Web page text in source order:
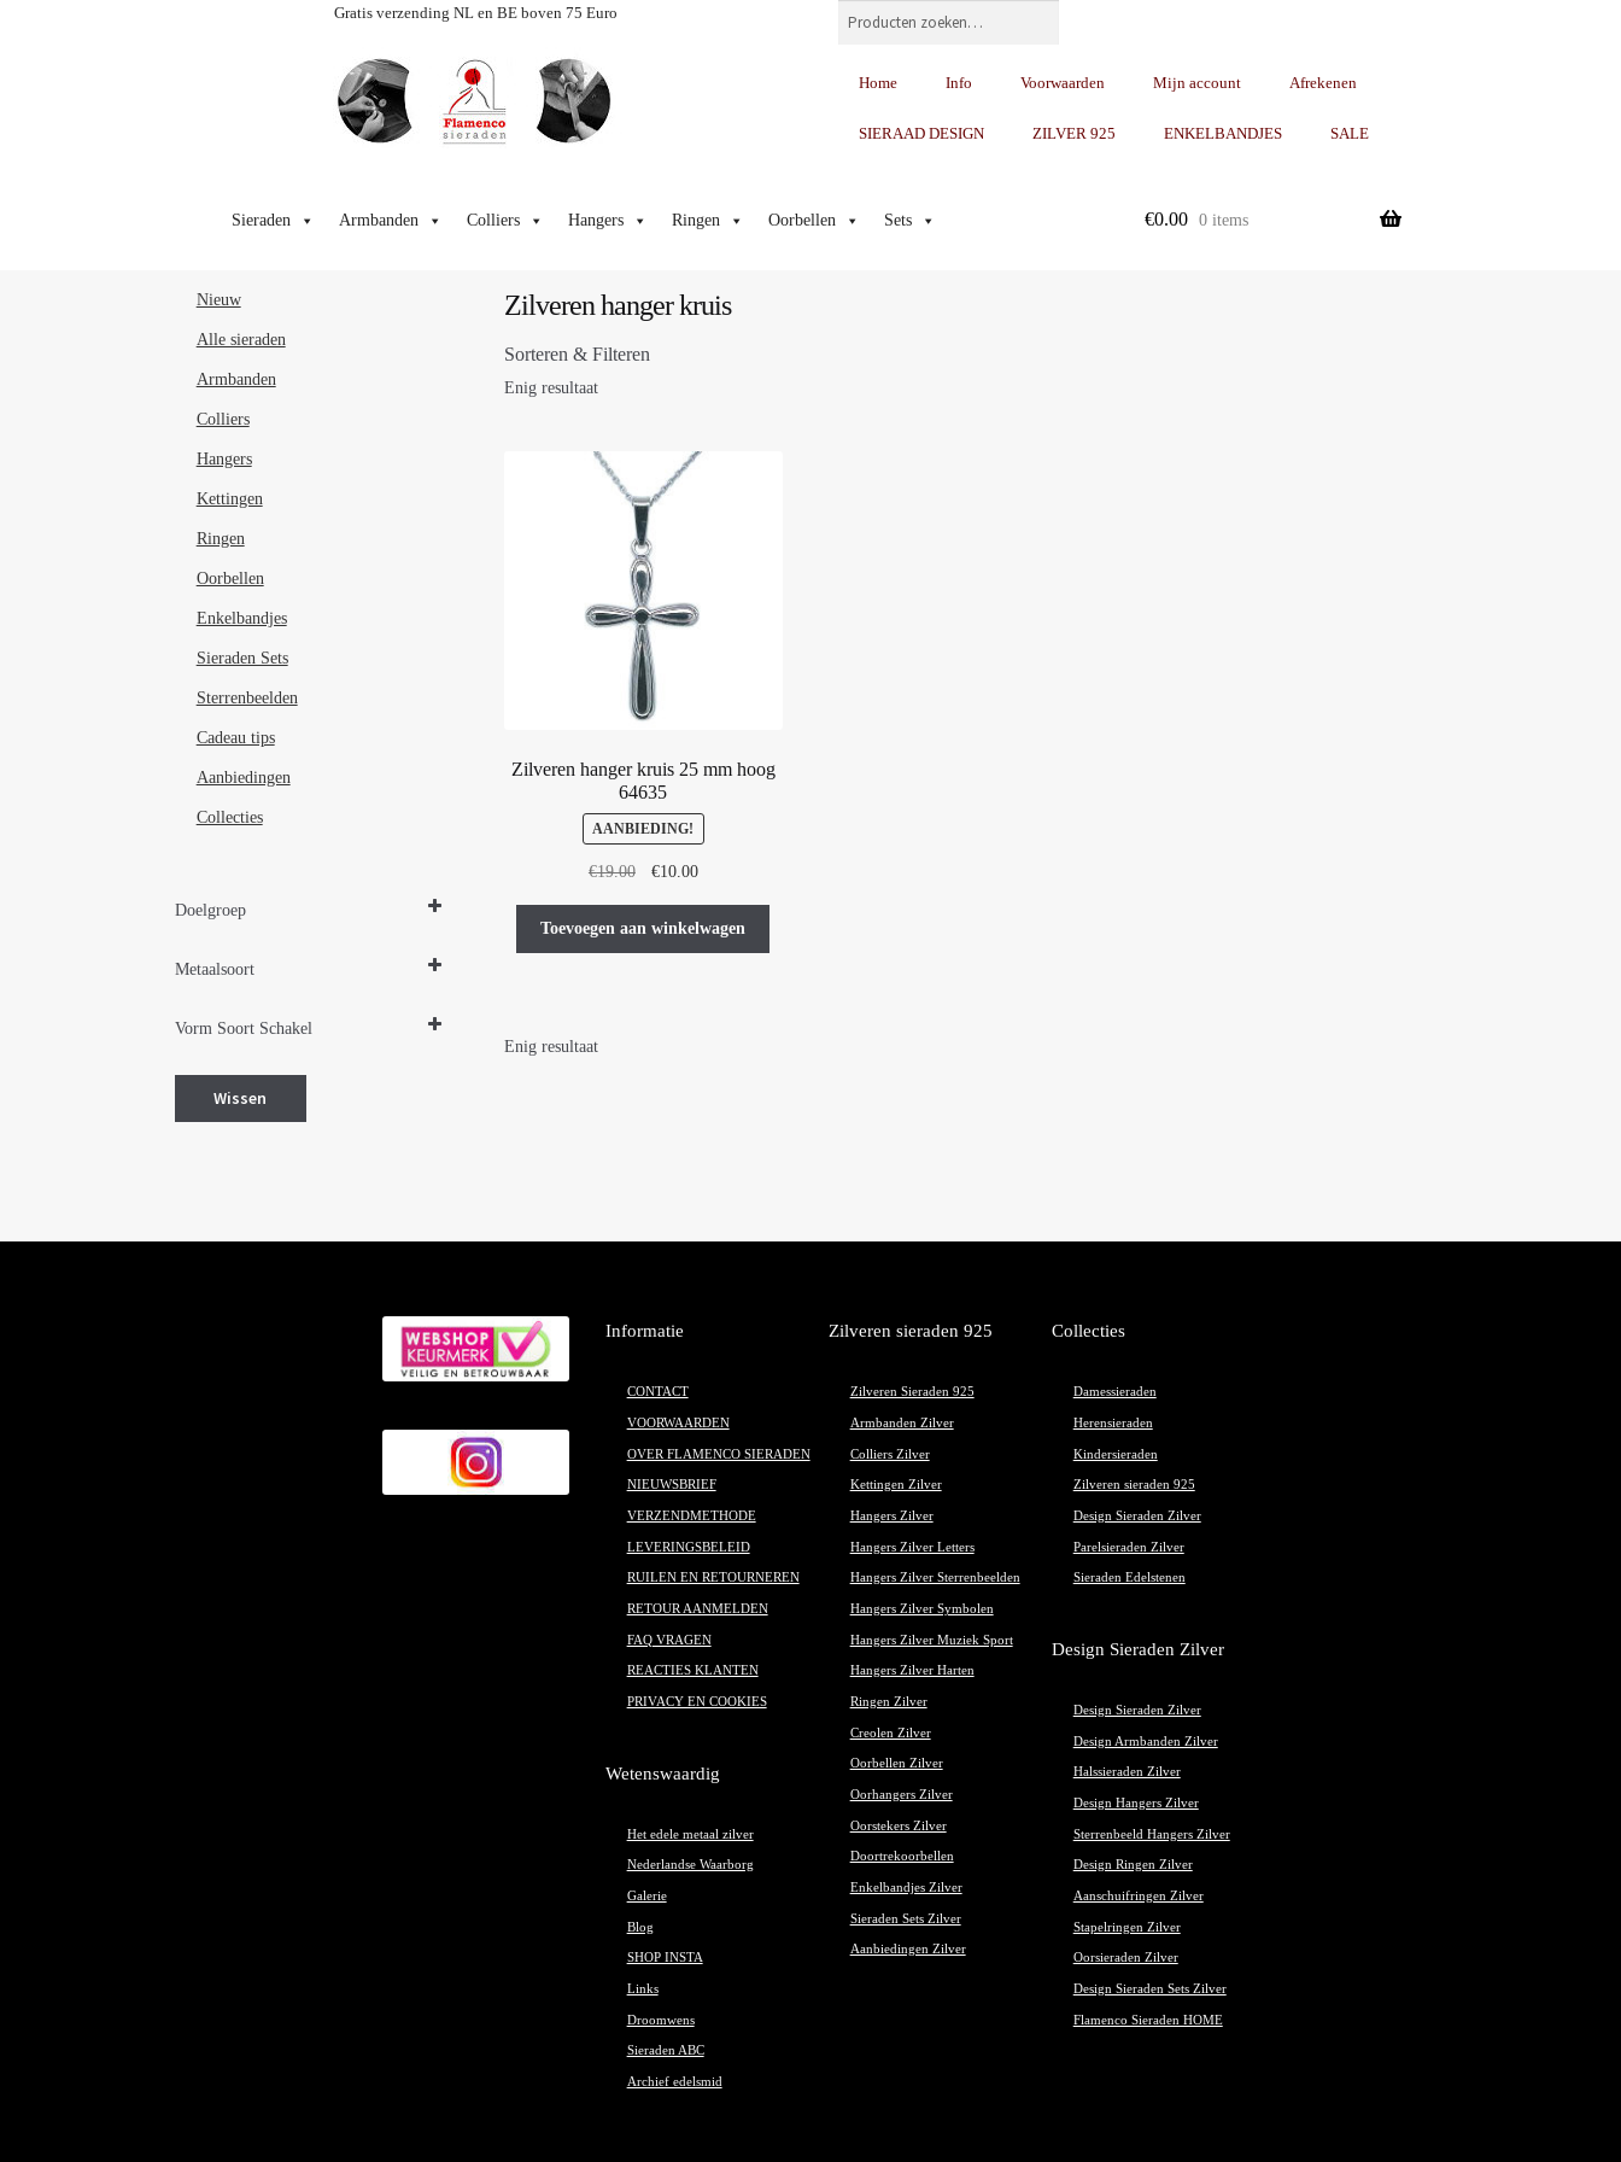
Gratis verzending NL en BE boven 75 Euro Zoeken
Home Info Voorwaarden Mijn account Afrekenen
SIERAAD DESIGN ZILVER 925 ENKELBANDJES SALE
door
naar
Sieraden Armbanden Colliers Hangers Ringen Oorbellen Sets €0.00 0 items
Zilveren hanger kruis
Sorteren & Filteren
Enig resultaat
Zilveren hanger kruis 25 mm hoog
64635
AANBIEDING!
€19.00
Oorspronkelijke
was:
€19.00.
€10.00Huidige
is:
€10.00.
Toevoegen aan winkelwagen
Enig resultaat
Nieuw
Alle sieraden
Armbanden
Colliers
Hangers
Kettingen
Ringen
Oorbellen
Enkelbandjes
Sieraden Sets
Sterrenbeelden
Cadeau tips
Aanbiedingen
Collecties
Doelgroep
Herensieraden
Metaalsoort
Vorm Soort Schakel
Wissen
Informatie
CONTACT
VOORWAARDEN
OVER FLAMENCO SIERADEN
NIEUWSBRIEF
VERZENDMETHODE
LEVERINGSBELEID
RUILEN EN RETOURNEREN
RETOUR AANMELDEN
FAQ VRAGEN
REACTIES KLANTEN
PRIVACY EN COOKIES
Wetenswaardig
Het edele metaal zilver
Nederlandse Waarborg
Galerie
Blog
SHOP INSTA
Links
Droomwens
Sieraden ABC
Archief edelsmid
Zilveren sieraden 925
Zilveren Sieraden 925
Armbanden Zilver
Colliers Zilver
Kettingen Zilver
Hangers Zilver
Hangers Zilver Letters
Hangers Zilver Sterrenbeelden
Hangers Zilver Symbolen
Hangers Zilver Muziek Sport
Hangers Zilver Harten
Ringen Zilver
Creolen Zilver
Oorbellen Zilver
Oorhangers Zilver
Oorstekers Zilver
Doortrekoorbellen
Enkelbandjes Zilver
Sieraden Sets Zilver
Aanbiedingen Zilver
Collecties
Damessieraden
Herensieraden
Kindersieraden
Zilveren sieraden 925
Design Sieraden Zilver
Parelsieraden Zilver
Sieraden Edelstenen
Design Sieraden Zilver
Design Sieraden Zilver
Design Armbanden Zilver
Halssieraden Zilver
Design Hangers Zilver
Sterrenbeeld Hangers Zilver
Design Ringen Zilver
Aanschuifringen Zilver
Stapelringen Zilver
Oorsieraden Zilver
Design Sieraden Sets Zilver
Flamenco Sieraden HOME